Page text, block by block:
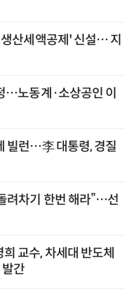
산세액공제' 신설… 지
…노동계·소상공인 이
빌런…李 대통령, 경질
려차기 한번 해라”…선
교수, 차세대 반도체
간